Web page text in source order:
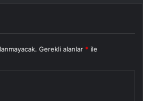
Gerekli alanlar * ile